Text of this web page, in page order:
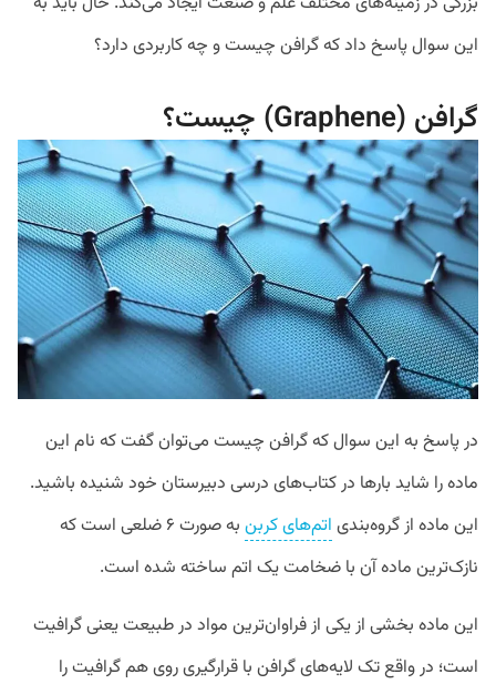
این سوال پاسخ داد که گرافن چیست و چه کاربردی دارد؟
گرافن (Graphene) چیست؟
در پاسخ به این سوال که گرافن چیست می‌توان گفت که نام این
ماده را شاید بارها در کتاب‌های درسی دبیرستان خود شنیده باشید.
این ماده از گروه‌بندی اتم‌های کربن
به صورت ۶ ضلعی است که
نازک‌ترین ماده آن با ضخامت یک اتم ساخته شده است.
این ماده بخشی از یکی از فراوان‌ترین مواد در طبیعت یعنی گرافیت
است؛ در واقع تک لایه‌های گرافن با قرارگیری روی هم گرافیت را